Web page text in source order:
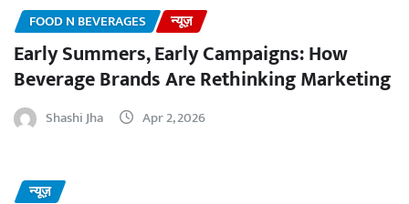
FOOD N BEVERAGES न्यूज़
Early Summers, Early Campaigns: How
Beverage Brands Are Rethinking Marketing
Shashi Jha Apr 2, 2026
न्यूज़